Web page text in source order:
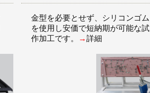
金型を必要とせず、シリコンゴム
を使用し安価で短納期が可能な試
作加工です。
→詳細